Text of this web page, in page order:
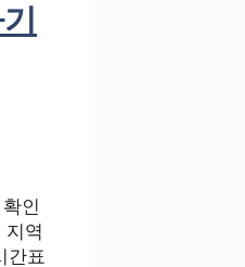
인
지역
간표